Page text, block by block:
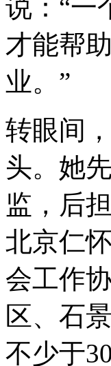
说：“一
才能帮
业。”
转眼间
头。她
监，后
北京仁
会工作
区、石
不少于